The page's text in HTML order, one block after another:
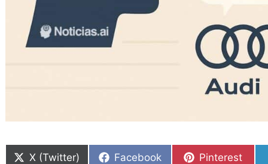
en
X (Twitter)
en
Facebook
en
Pinterest
en
en
en